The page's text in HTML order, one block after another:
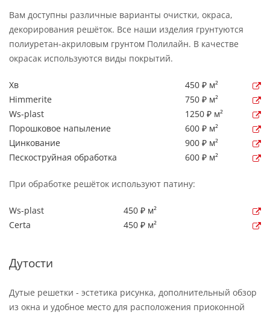
Вам доступны различные варианты очистки, окраса,
декорирования решёток. Все наши изделия грунтуются
полиуретан-акриловым грунтом Полилайн. В качестве
окрасак используются виды покрытий.
Хв
450 ₽ м²
Himmerite
750 ₽ м²
Ws-plast
1250 ₽ м²
Порошковое напыление
600 ₽ м²
Цинкование
900 ₽ м²
Пескоструйная обработка
600 ₽ м²
При обработке решёток используют патину:
Ws-plast
450 ₽ м²
Certa
450 ₽ м²
Дутости
Дутые решетки - эстетика рисунка, дополнительный обзор
из окна и удобное место для расположения приоконной